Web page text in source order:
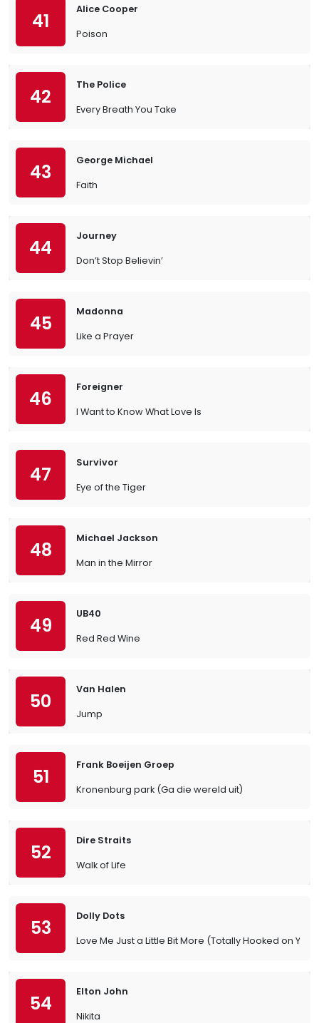
41
Alice Cooper
Poison
42
The Police
Every Breath You Take
43
George Michael
Faith
44
Journey
Don’t Stop Believin’
45
Madonna
Like a Prayer
46
Foreigner
I Want to Know What Love Is
47
Survivor
Eye of the Tiger
48
Michael Jackson
Man in the Mirror
49
UB40
Red Red Wine
50
Van Halen
Jump
51
Frank Boeijen Groep
Kronenburg park (Ga die wereld uit)
52
Dire Straits
Walk of Life
53
Dolly Dots
Love Me Just a Little Bit More (Totally Hooked on You)
54
Elton John
Nikita